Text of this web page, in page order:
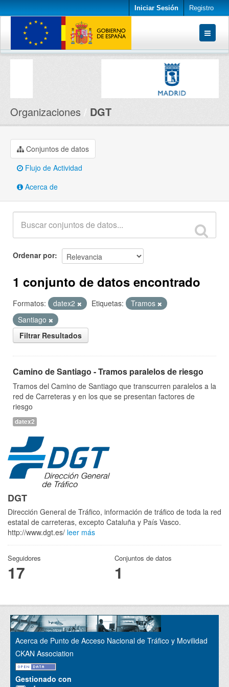
Iniciar Sesión Registro
Conjuntos de datos
Organizaciones DGT
Conjuntos de datos
Flujo de Actividad
Acerca de
Ordenar por
1 conjunto de datos encontrado
Formatos: datex2 Etiquetas:
Tramos
Santiago
Filtrar Resultados
Camino de Santiago - Tramos paralelos de riesgo
Tramos del Camino de Santiago que transcurren paralelos a la
red de Carreteras y en los que se presentan factores de
riesgo
datex2
DGT
Dirección General de Tráfico, información de tráfico de toda la red
estatal de carreteras, excepto Cataluña y País Vasco.
http://www.dgt.es/ leer más
Seguidores
17
Conjuntos de datos
1
Acerca de Punto de Acceso Nacional de Tráfico y Movilidad
CKAN Association
Gestionado con